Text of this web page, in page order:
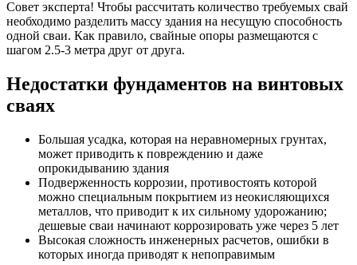
Совет эксперта! Чтобы рассчитать количество требуемых свай
необходимо разделить массу здания на несущую способность
одной сваи. Как правило, свайные опоры размещаются с
шагом 2.5-3 метра друг от друга.
Недостатки фундаментов на винтовых
сваях
Большая усадка, которая на неравномерных грунтах,
может приводить к повреждению и даже
опрокидыванию здания
Подверженность коррозии, противостоять которой
можно специальным покрытием из неокисляющихся
металлов, что приводит к их сильному удорожанию;
дешевые сваи начинают коррозировать уже через 5 лет
Высокая сложность инженерных расчетов, ошибки в
которых иногда приводят к непоправимым